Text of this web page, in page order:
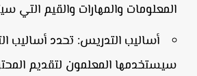
المعلومات والمهارات والقيم التي
أساليب التدريس:تحدد أساليب
سيستخدمها المعلمون لتقديم